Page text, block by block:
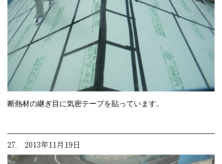
断熱材の継ぎ目に気密テープを貼っています。
27. 2013年11月19日